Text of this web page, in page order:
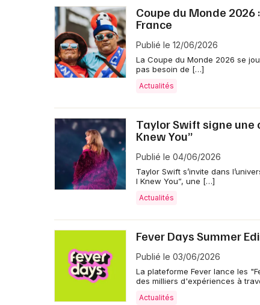
Coupe du Monde
France
Publié le 12/06/2026
La Coupe du Monde 2026 se
pas besoin de […]
Actualités
Taylor Swift signe une
Knew You”
Publié le 04/06/2026
Taylor Swift s’invite dans
I Knew You”, une […]
Actualités
Fever Days Summer
Publié le 03/06/2026
La plateforme Fever lance les
des milliers d'expériences à
Actualités